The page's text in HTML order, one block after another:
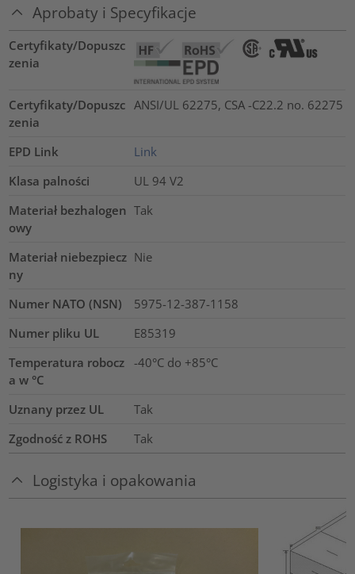
Aprobaty i Specyfikacje
Certyfikaty/Dopuszc
zenia
Certyfikaty/Dopuszc
zenia
ANSI/UL 62275, CSA -C22.2 no. 62275
EPD Link
Link
Klasa palności
UL 94 V2
Materiał bezhalogen
owy
Tak
Materiał niebezpiecz
ny
Nie
Numer NATO (NSN)
5975-12-387-1158
Numer pliku UL
E85319
Temperatura robocz
a w °C
-40°C do +85°C
Uznany przez UL
Tak
Zgodność z ROHS
Tak
Logistyka i opakowania